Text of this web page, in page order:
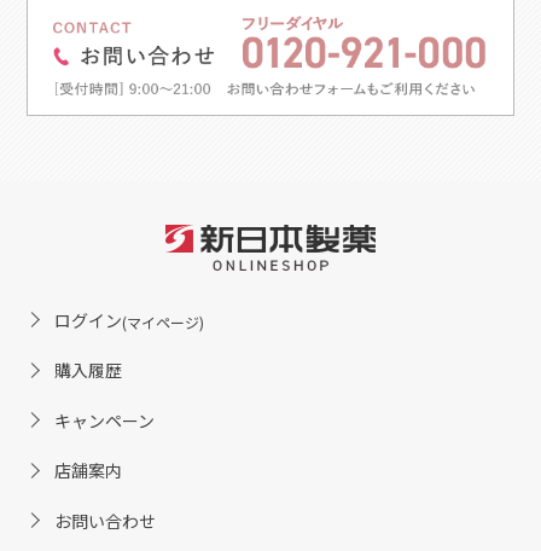
ログイン(マイページ)
購入履歴
キャンペーン
店舗案内
お問い合わせ